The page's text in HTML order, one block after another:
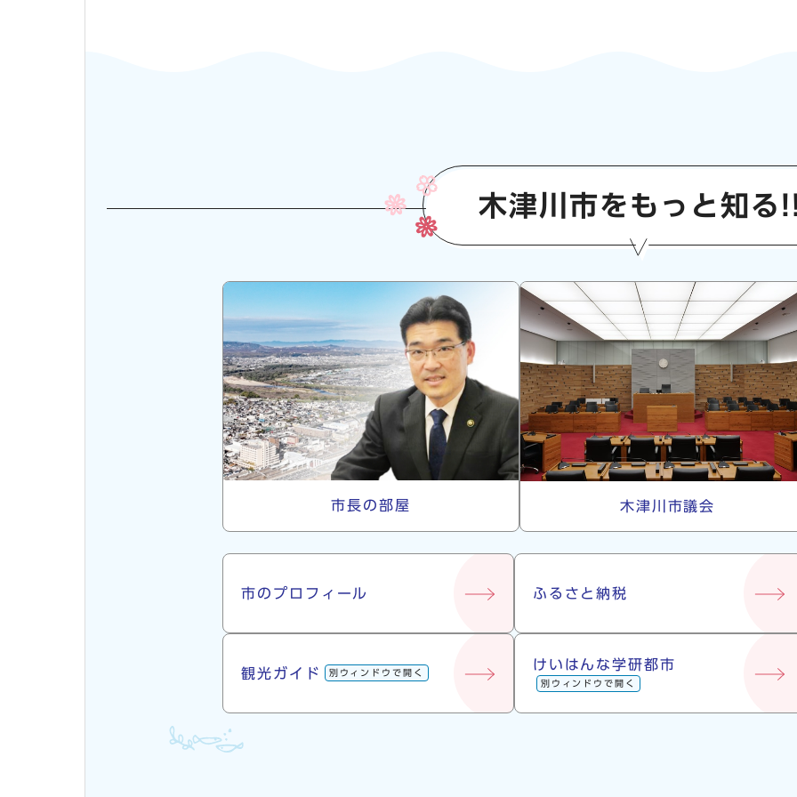
木津川市をもっと知る
市長・議会
市長の部屋 木津川市議会
市について
市のプロフィール ふるさと納税
観光ガイド 別ウィンドウで開く
けいはんな学研都市
別ウィンドウで開く